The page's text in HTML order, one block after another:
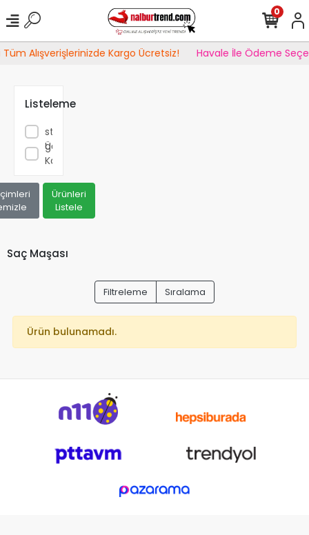
Alışverişlerinizde Kargo Ücretsiz! Havale İle Ödeme
0
Listeleme
stoktakileri
göster
Ücretsiz
Kargo
Ürünleri
Listele
Saç Maşası
Filtreleme Sıralama
Ürün bulunamadı.